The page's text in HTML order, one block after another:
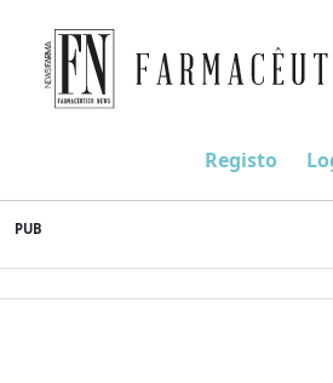
to
content
Farmacêutico News
Registo
PUB